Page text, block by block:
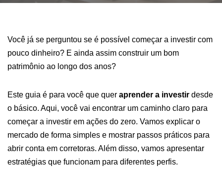
Você já se perguntou se é possível começar a investir com
pouco dinheiro? E ainda assim construir um bom
patrimônio ao longo dos anos?
Este guia é para você que quer aprender a investir desde
o básico. Aqui, você vai encontrar um caminho claro para
começar a investir em ações do zero. Vamos explicar o
mercado de forma simples e mostrar passos práticos para
abrir conta em corretoras. Além disso, vamos apresentar
estratégias que funcionam para diferentes perfis.